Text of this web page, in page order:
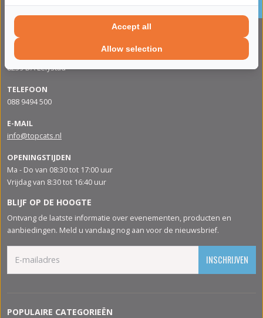
roetfilters
CONTACTGEGVENS
ADRES
Apolloweg 88
8239 DA Lelystad
TELEFOON
088 9494 500
E-MAIL
info@topcats.nl
OPENINGSTIJDEN
Ma - Do van 08:30 tot 17:00 uur
Vrijdag van 8:30 tot 16:40 uur
BLIJF OP DE HOOGTE
Ontvang de laatste informatie over evenementen, producten en
aanbiedingen. Meld u vandaag nog aan voor de nieuwsbrief.
INSCHRIJVEN
POPULAIRE CATEGORIEËN
Allow selection
Accept all